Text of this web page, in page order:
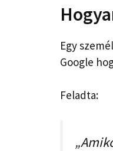
Egy
Google
Feladta: